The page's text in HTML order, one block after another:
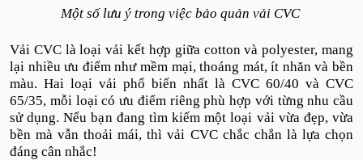
Một số lưu ý trong việc bảo quản vải CVC
Vải CVC là loại vải kết hợp giữa cotton và polyester, mang
lại nhiều ưu điểm như mềm mại, thoáng mát, ít nhăn và bền
màu. Hai loại vải phổ biến nhất là CVC 60/40 và CVC
65/35, mỗi loại có ưu điểm riêng phù hợp với từng nhu cầu
sử dụng. Nếu bạn đang tìm kiếm một loại vải vừa đẹp, vừa
bền mà vẫn thoải mái, thì vải CVC chắc chắn là lựa chọn
đáng cân nhắc!